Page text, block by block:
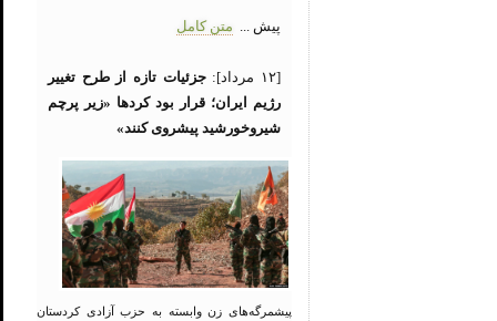
پیش ... متن کامل
[۱۲ مرداد]:
جزئیات تازه از طرح تغییر
رژیم ایران؛ قرار بود کردها «زیر پرچم
شیروخورشید پیشروی کنند»
پیشمرگه‌های زن وابسته به حزب آزادی کردستان